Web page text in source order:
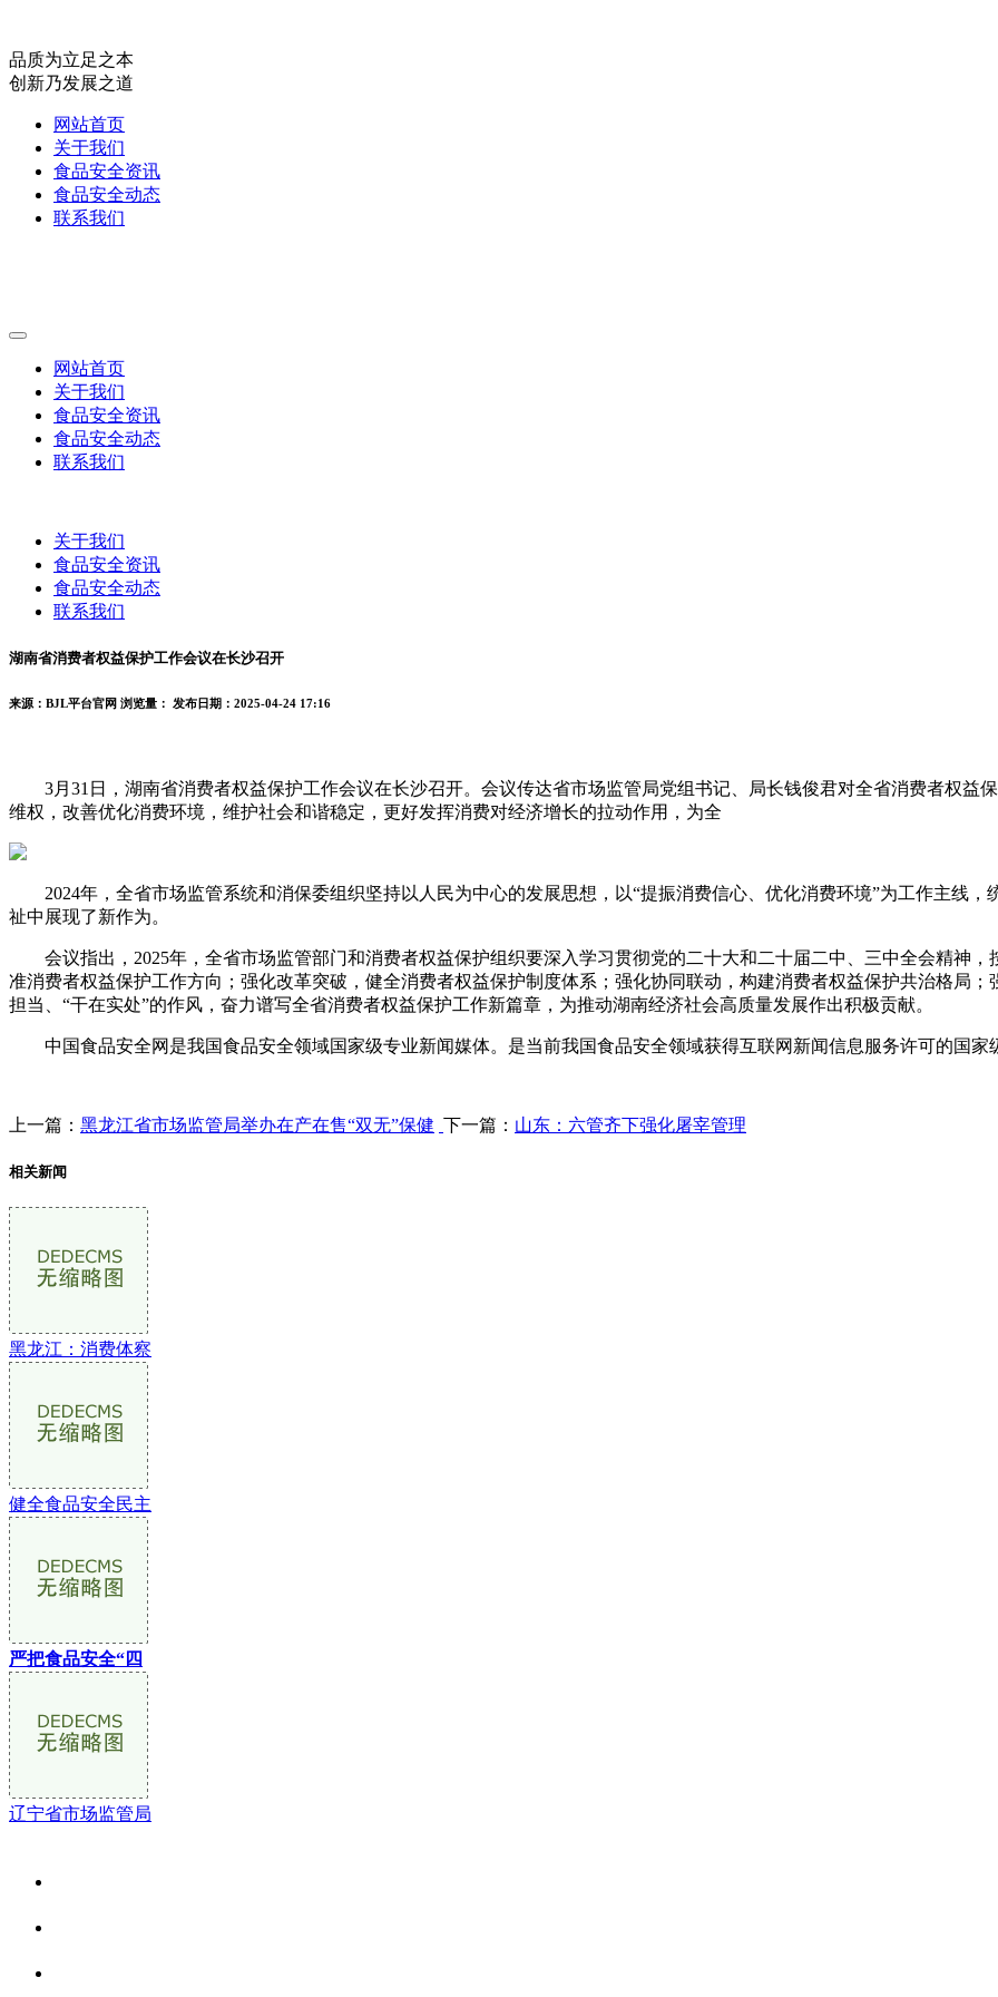
品质为立足之本
创新乃发展之道
网站首页
关于我们
食品安全资讯
食品安全动态
联系我们
网站首页
关于我们
食品安全资讯
食品安全动态
联系我们
关于我们
食品安全资讯
食品安全动态
联系我们
湖南省消费者权益保护工作会议在长沙召开
来源：BJL平台官网 浏览量： 发布日期：2025-04-24 17:16
3月31日，湖南省消费者权益保护工作会议在长沙召开。会议传达省市场监管局党组书记、局长钱俊君对全省消费者权益
维权，改善优化消费环境，维护社会和谐稳定，更好发挥消费对经济增长的拉动作用，为全
2024年，全省市场监管系统和消保委组织坚持以人民为中心的发展思想，以“提振消费信心、优化消费环境”为工作主线，
祉中展现了新作为。
会议指出，2025年，全省市场监管部门和消费者权益保护组织要深入学习贯彻党的二十大和二十届二中、三中全会精神，
准消费者权益保护工作方向；强化改革突破，健全消费者权益保护制度体系；强化协同联动，构建消费者权益保护共治格局
担当、“干在实处”的作风，奋力谱写全省消费者权益保护工作新篇章，为推动湖南经济社会高质量发展作出积极贡献。
中国食品安全网是我国食品安全领域国家级专业新闻媒体。是当前我国食品安全领域获得互联网新闻信息服务许可的国家
上一篇： 黑龙江省市场监管局举办在产在售“双无”保健 下一篇： 山东：六管齐下强化屠宰管理
相关新闻
黑龙江：消费体察
健全食品安全民主
严把食品安全“四
辽宁省市场监管局